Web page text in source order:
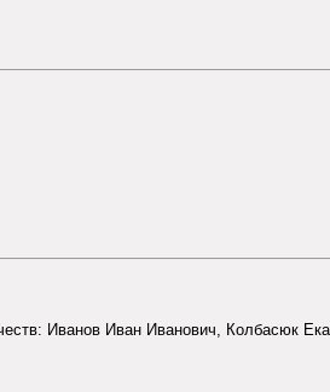
Иванов Иван Иванович, Колбасюк